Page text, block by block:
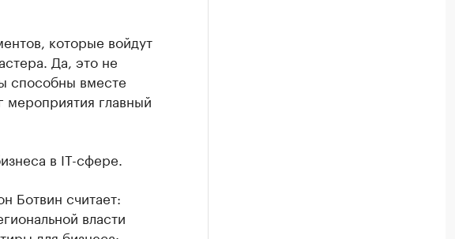
которые войдут
Да, это не
способны вместе
мероприятия главный
в IT-сфере.
Ботвин считает:
власти